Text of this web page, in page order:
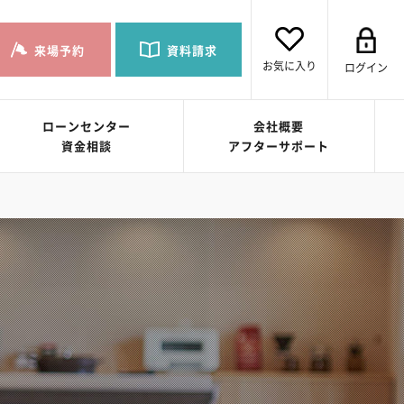
来場予約 資料請求
お気に入り ログイン
ローンセンター
資金相談
会社概要
アフターサポート